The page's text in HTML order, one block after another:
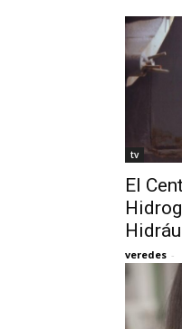
tv
El
veredes -